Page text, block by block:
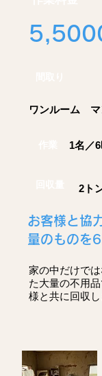
ワンルーム マ
1名／
2ト
お客様と協
量のものを
家の中だけで
た大量の不用
様と共に回収し